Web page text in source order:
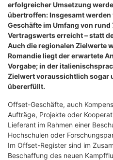
erfolgreicher Umsetzung
übertroffen: Insgesamt
Geschäfte im Umfang von rund
Vertragswerts erreicht – statt
Auch die regionalen Zielwerte
Romandie liegt der erwartete
Vorgabe; in der
Zielwert voraussichtlich sogar
übererfüllt.
Offset-Geschäfte, auch
Aufträge, Projekte oder
Lieferant im Rahmen einer
Hochschulen oder
Im Offset-Register sind im
Beschaffung des neuen